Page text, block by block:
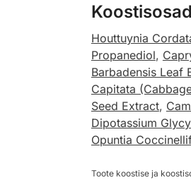
Koostisosad
Houttuynia
Propanediol,
Barbadensis Leaf
Capitata
Seed Extract,
Dipotassium
Opuntia
Toote koostise ja